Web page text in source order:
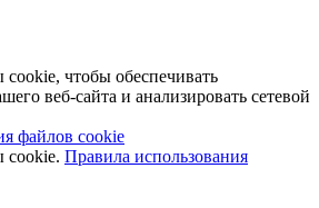
чтобы обеспечивать
веб-сайта и анализировать сетевой
файлов cookie
cookie. Правила использования